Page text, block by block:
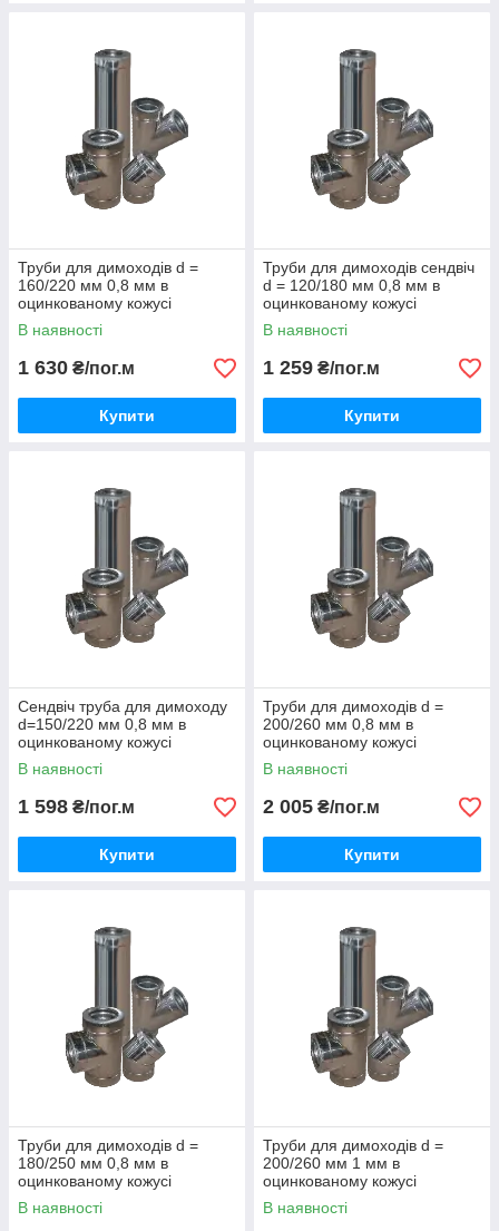
Труби для димоходів d =
160/220 мм 0,8 мм в
оцинкованому кожусі
В наявності
1 630 ₴/пог.м
Купити
Труби для димоходів сендвіч
d = 120/180 мм 0,8 мм в
оцинкованому кожусі
В наявності
1 259 ₴/пог.м
Купити
Сендвіч труба для димоходу
d=150/220 мм 0,8 мм в
оцинкованому кожусі
В наявності
1 598 ₴/пог.м
Купити
Труби для димоходів d =
200/260 мм 0,8 мм в
оцинкованому кожусі
В наявності
2 005 ₴/пог.м
Купити
Труби для димоходів d =
180/250 мм 0,8 мм в
оцинкованому кожусі
В наявності
Труби для димоходів d =
200/260 мм 1 мм в
оцинкованому кожусі
В наявності